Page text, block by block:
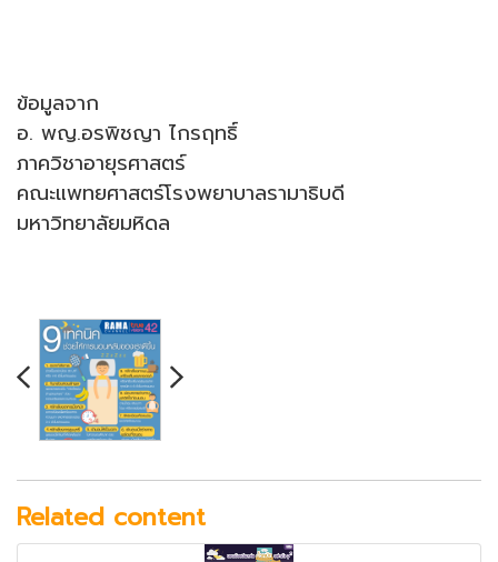
ข้อมูลจาก
อ. พญ.อรพิชญา ไกรฤทธิ์
ภาควิชาอายุรศาสตร์
คณะแพทยศาสตร์โรงพยาบาลรามาธิบดี
มหาวิทยาลัยมหิดล
Related content